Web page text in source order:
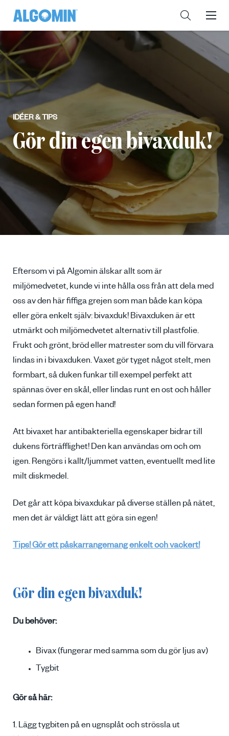
IDÉER & TIPS
Gör din egen bivaxduk!
Eftersom vi på Algomin älskar allt som är
miljömedvetet, kunde vi inte hålla oss från att dela med
oss av den här fiffiga grejen som man både kan köpa
eller göra enkelt själv: bivaxduk! Bivaxduken är ett
utmärkt och miljömedvetet alternativ till plastfolie.
Frukt och grönt, bröd eller matrester som du vill förvara
lindas in i bivaxduken. Vaxet gör tyget något stelt, men
formbart, så duken funkar till exempel perfekt att
spännas över en skål, eller lindas runt en ost och håller
sedan formen på egen hand!
Att bivaxet har antibakteriella egenskaper bidrar till
dukens förträfflighet! Den kan användas om och om
igen. Rengörs i kallt/ljummet vatten, eventuellt med lite
milt diskmedel.
Det går att köpa bivaxdukar på diverse ställen på nätet,
men det är väldigt lätt att göra sin egen!
Tips! Gör ett påskarrangemang enkelt och vackert!
Gör din egen bivaxduk!
Du behöver:
Bivax (fungerar med samma som du gör ljus av)
Tygbit
Gör så här:
1. Lägg tygbiten på en ugnsplåt och strössla ut